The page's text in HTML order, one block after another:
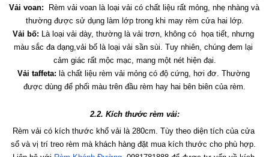
Vải voan: Rèm vải voan là loại vải có chất liệu rất mỏng, nhẹ nhàng và
thường được sử dụng làm lớp trong khi may rèm cửa hai lớp.
Vải bố: Là loại vải dày, thường là vải trơn, không có  họa tiết, nhưng
màu sắc đa dạng,vải bố là loại vải sần sùi. Tuy nhiên, chúng đem lại
cảm giác rất mộc mạc, mang một nét hiện đại.
Vải taffeta: là chất liệu rèm vải mỏng có độ cứng, hơi đơ. Thường
được dùng để phối màu trên đầu rèm hay hai bên biên của rèm.
2.2. Kích thước rèm vải:
Rèm vải có kích thước khổ vải là 280cm. Tùy theo diện tích của cửa
sổ và vị trí treo rèm mà khách hàng đặt mua kích thước cho phù hợp.